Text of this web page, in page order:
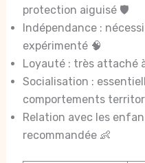
protection aiguisé 🛡️
Indépendance :
expérimenté 🧠
Loyauté : très attaché
Socialisation :
comportements
Relation avec les
recommandée 👶